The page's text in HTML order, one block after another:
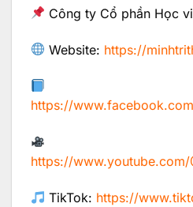
Công ty Cổ phần Học
Website: https://
https://
https://www.youtube.com/
TikTok: https://